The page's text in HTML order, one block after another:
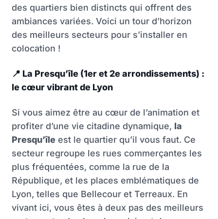
des quartiers bien distincts qui offrent des
ambiances variées. Voici un tour d’horizon
des meilleurs secteurs pour s’installer en
colocation !
📍 La Presqu’île (1er et 2e arrondissements) :
le cœur vibrant de Lyon
Si vous aimez être au cœur de l’animation et
profiter d’une vie citadine dynamique, la
Presqu’île est le quartier qu’il vous faut. Ce
secteur regroupe les rues commerçantes les
plus fréquentées, comme la rue de la
République, et les places emblématiques de
Lyon, telles que Bellecour et Terreaux. En
vivant ici, vous êtes à deux pas des meilleurs